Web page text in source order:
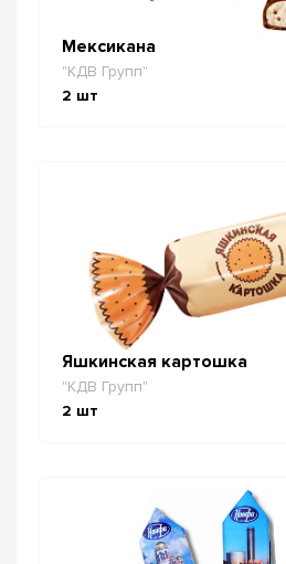
Мексикана
"КДВ Групп"
2 шт
Яшкинская картошка
"КДВ Групп"
2 шт